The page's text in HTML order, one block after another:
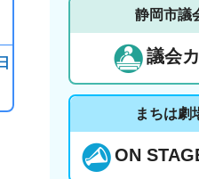
静岡市議
議会
まちは劇
ON